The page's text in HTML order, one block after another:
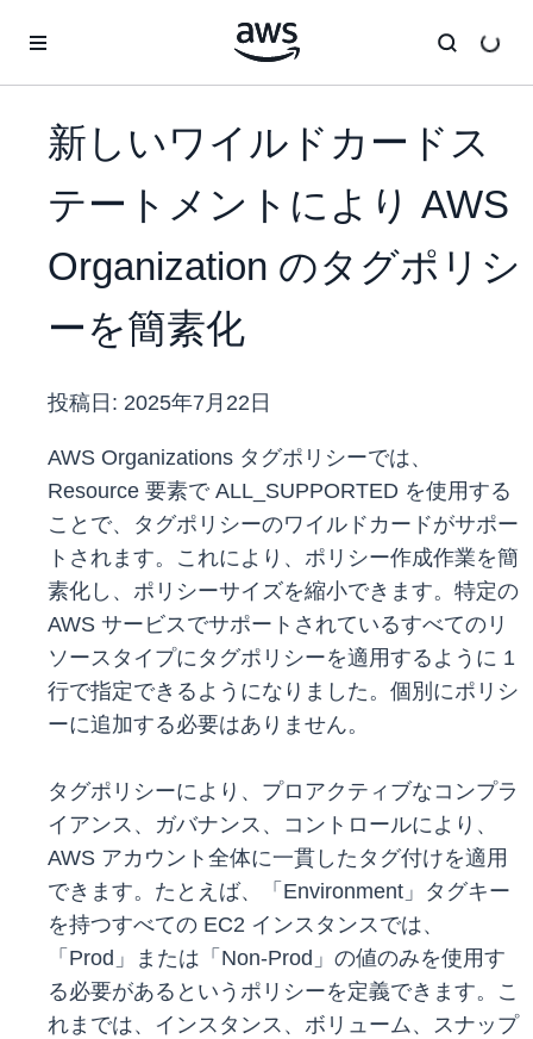
新しいワイルドカードス
テートメントにより AWS
Organization のタグポリシ
ーを簡素化
投稿日: 2025年7月22日
AWS Organizations タグポリシーでは、
Resource 要素で ALL_SUPPORTED を使用する
ことで、タグポリシーのワイルドカードがサポー
トされます。これにより、ポリシー作成作業を簡
素化し、ポリシーサイズを縮小できます。特定の
AWS サービスでサポートされているすべてのリ
ソースタイプにタグポリシーを適用するように 1
行で指定できるようになりました。個別にポリシ
ーに追加する必要はありません。
タグポリシーにより、プロアクティブなコンプラ
イアンス、ガバナンス、コントロールにより、
AWS アカウント全体に一貫したタグ付けを適用
できます。たとえば、「Environment」タグキー
を持つすべての EC2 インスタンスでは、
「Prod」または「Non-Prod」の値のみを使用す
る必要があるというポリシーを定義できます。こ
れまでは、インスタンス、ボリューム、スナップ